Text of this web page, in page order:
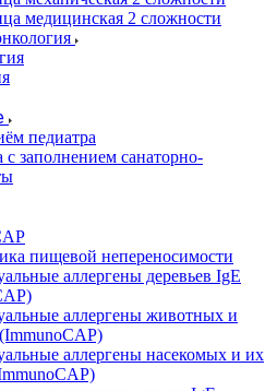
медицинская 2 сложности
педиатра
с заполнением санаторно-
пищевой непереносимости
аллергены деревьев IgE
аллергены животных и
аллергены насекомых и их